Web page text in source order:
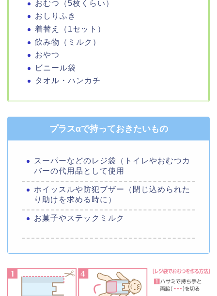
おむつ（5枚くらい）
おしりふき
着替え（1セット）
飲み物（ミルク）
おやつ
ビニール袋
タオル・ハンカチ
プラスαで持っておきたいもの
スーパーなどのレジ袋（トイレやおむつカ
バーの代用品として使用
ホイッスルや防犯ブザー（閉じ込められた
り助けを求める時に）
お菓子やステックミルク